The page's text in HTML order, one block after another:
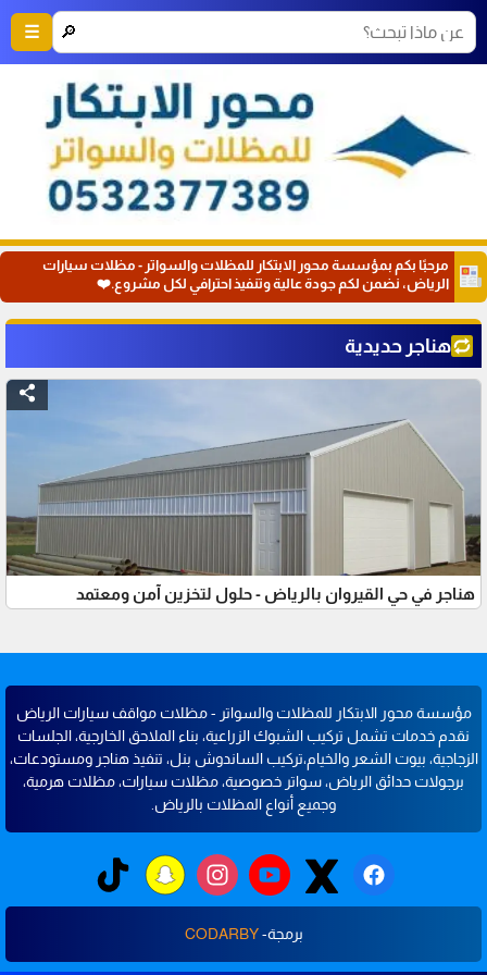
🔎
☰
مرحبًا بكم بمؤسسة محور الابتكار للمظلات والسواتر - مظلات سيارات
الرياض، نضمن لكم جودة عالية وتنفيذ احترافي لكل مشروع.❤️
هناجر حديدية
هناجر في حي القيروان بالرياض - حلول لتخزين آمن ومعتمد
مؤسسة محور الابتكار للمظلات والسواتر - مظلات مواقف سيارات الرياض
نقدم خدمات تشمل تركيب الشبوك الزراعية، بناء الملاحق الخارجية، الجلسات
الزجاجية، بيوت الشعر والخيام،تركيب الساندوش بنل، تنفيذ هناجر ومستودعات،
برجولات حدائق الرياض، سواتر خصوصية، مظلات سيارات، مظلات هرمية،
وجميع أنواع المظلات بالرياض.
برمجة-CODARBY